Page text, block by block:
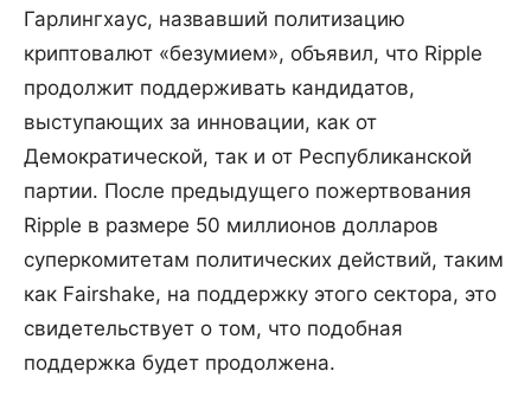
Гарлингхаус, назвавший политизацию
криптовалют «безумием», объявил, что Ripple
продолжит поддерживать кандидатов,
выступающих за инновации, как от
Демократической, так и от Республиканской
партии. После предыдущего пожертвования
Ripple в размере 50 миллионов долларов
суперкомитетам политических действий, таким
как Fairshake, на поддержку этого сектора, это
свидетельствует о том, что подобная
поддержка будет продолжена.